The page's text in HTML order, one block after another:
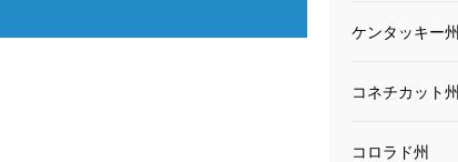
ケンタッキー州
コネチカット州
コロラド州